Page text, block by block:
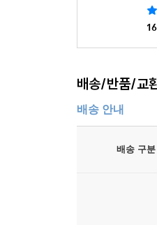
배송/반품/교
배송 안내
배송 구분